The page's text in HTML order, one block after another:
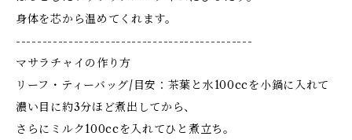
身体を芯から温めてくれます。
---------------------------------------------
マサラチャイの作り方
リーフ・ティーバッグ/目安：茶葉と水100ccを小鍋に入れて
濃い目に約3分ほど煮出してから、
さらにミルク100ccを入れてひと煮立ち。